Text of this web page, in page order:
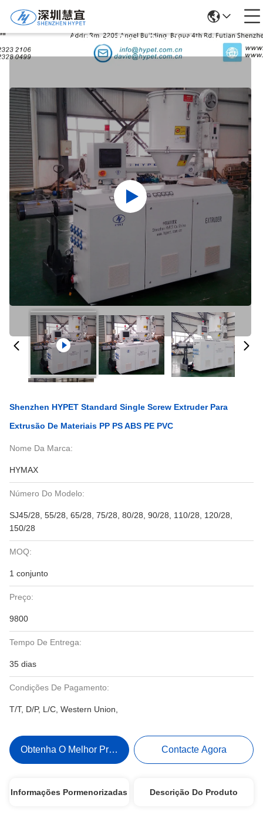
Detalhes Dos Produtos
Shenzhen HYPET Standard Single Screw Extruder Para
Extrusão De Materiais PP PS ABS PE PVC
Nome Da Marca:
HYMAX
Número Do Modelo:
SJ45/28, 55/28, 65/28, 75/28, 80/28, 90/28, 110/28, 120/28,
150/28
MOQ:
1 conjunto
Preço:
9800
Tempo De Entrega:
35 dias
Condições De Pagamento:
T/T, D/P, L/C, Western Union,
Obtenha O Melhor Preço Contacte Agora
Informações Pormenorizadas Descrição Do Produto